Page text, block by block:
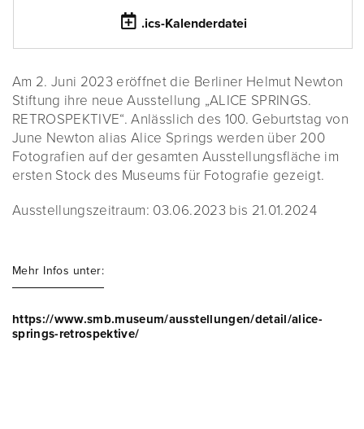
.ics-Kalenderdatei
Am 2. Juni 2023 eröffnet die Berliner Helmut Newton
Stiftung ihre neue Ausstellung „ALICE SPRINGS.
RETROSPEKTIVE“. Anlässlich des 100. Geburtstag von
June Newton alias Alice Springs werden über 200
Fotografien auf der gesamten Ausstellungsfläche im
ersten Stock des Museums für Fotografie gezeigt.
Ausstellungszeitraum: 03.06.2023 bis 21.01.2024
Mehr Infos unter:
https://www.smb.museum/ausstellungen/detail/alice-
springs-retrospektive/